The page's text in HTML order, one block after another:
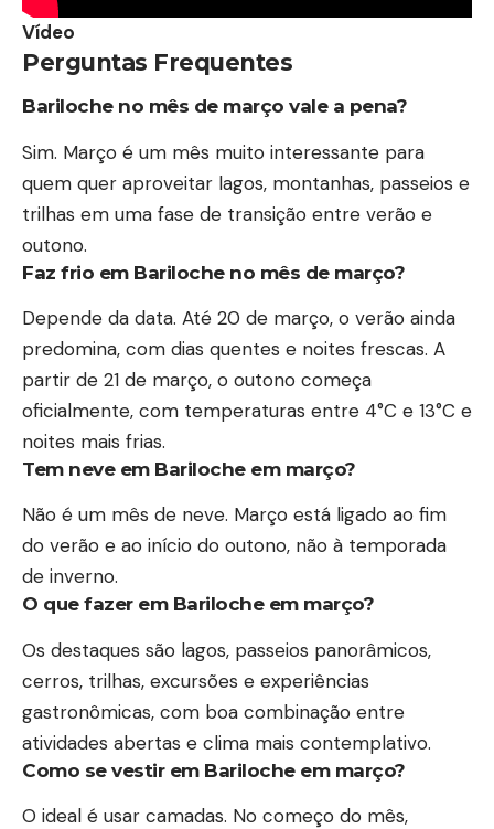
Vídeo
Perguntas Frequentes
Bariloche no mês de março vale a pena?
Sim. Março é um mês muito interessante para
quem quer aproveitar lagos, montanhas, passeios e
trilhas em uma fase de transição entre verão e
outono.
Faz frio em Bariloche no mês de março?
Depende da data. Até 20 de março, o verão ainda
predomina, com dias quentes e noites frescas. A
partir de 21 de março, o outono começa
oficialmente, com temperaturas entre 4°C e 13°C e
noites mais frias.
Tem neve em Bariloche em março?
Não é um mês de neve. Março está ligado ao fim
do verão e ao início do outono, não à temporada
de inverno.
O que fazer em Bariloche em março?
Os destaques são lagos, passeios panorâmicos,
cerros, trilhas, excursões e experiências
gastronômicas, com boa combinação entre
atividades abertas e clima mais contemplativo.
Como se vestir em Bariloche em março?
O ideal é usar camadas. No começo do mês,